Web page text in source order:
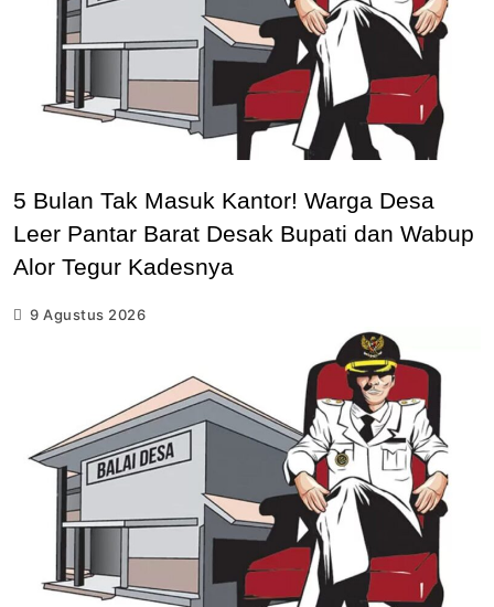
5 Bulan Tak Masuk Kantor! Warga Desa
Leer Pantar Barat Desak Bupati dan Wabup
Alor Tegur Kadesnya
9 Agustus 2026